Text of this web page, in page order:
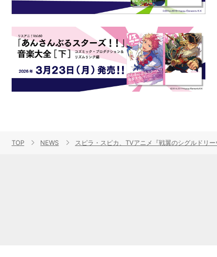
TOP NEWS スピラ・スピカ、TVアニメ『戦翼のシグルドリ